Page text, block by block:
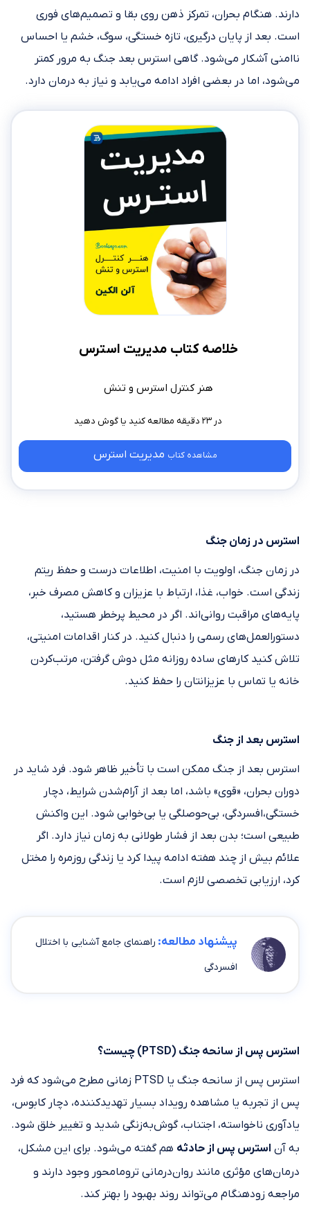
دارند. هنگام بحران، تمرکز ذهن روی بقا و تصمیم‌های فوری
است. بعد از پایان درگیری، تازه خستگی، سوگ، خشم یا احساس
ناامنی آشکار می‌شود. گاهی استرس بعد جنگ به مرور کمتر
می‌شود، اما در بعضی افراد ادامه می‌یابد و نیاز به درمان دارد.
خلاصه کتاب مدیریت استرس
هنر کنترل استرس و تنش
در ۲۳ دقیقه مطالعه کنید
مشاهده کتاب مدیریت استرس
استرس در زمان جنگ
در زمان جنگ، اولویت با امنیت، اطلاعات درست و حفظ ریتم
زندگی است. خواب، غذا، ارتباط با عزیزان و کاهش مصرف خبر،
پایه‌های مراقبت روانی‌اند. اگر در محیط پرخطر هستید،
دستورالعمل‌های رسمی را دنبال کنید. در کنار اقدامات امنیتی،
تلاش کنید کارهای ساده روزانه مثل دوش گرفتن، مرتب‌کردن
خانه یا تماس با عزیزانتان را حفظ کنید.
استرس بعد از جنگ
استرس بعد از جنگ ممکن است با تأخیر ظاهر شود. فرد شاید در
دوران بحران، «قوی» باشد، اما بعد از آرام‌شدن شرایط، دچار
خستگی،افسردگی، بی‌حوصلگی یا بی‌خوابی شود. این واکنش
طبیعی است؛ بدن بعد از فشار طولانی به زمان نیاز دارد. اگر
علائم بیش از چند هفته ادامه پیدا کرد یا زندگی روزمره را مختل
کرد، ارزیابی تخصصی لازم است.
پیشنهاد مطالعه: راهنمای جامع آشنایی با اختلال
افسردگی
استرس پس از سانحه جنگ (PTSD) چیست؟
استرس پس از سانحه جنگ یا PTSD زمانی مطرح می‌شود که فرد
پس از تجربه یا مشاهده رویداد بسیار تهدیدکننده، دچار کابوس،
یادآوری ناخواسته، اجتناب، گوش‌به‌زنگی شدید و تغییر خلق شود.
به آن استرس پس از حادثه هم گفته می‌شود. برای این مشکل،
درمان‌های مؤثری مانند روان‌درمانی تروما‌محور وجود دارند و
مراجعه زودهنگام می‌تواند روند بهبود را بهتر کند.